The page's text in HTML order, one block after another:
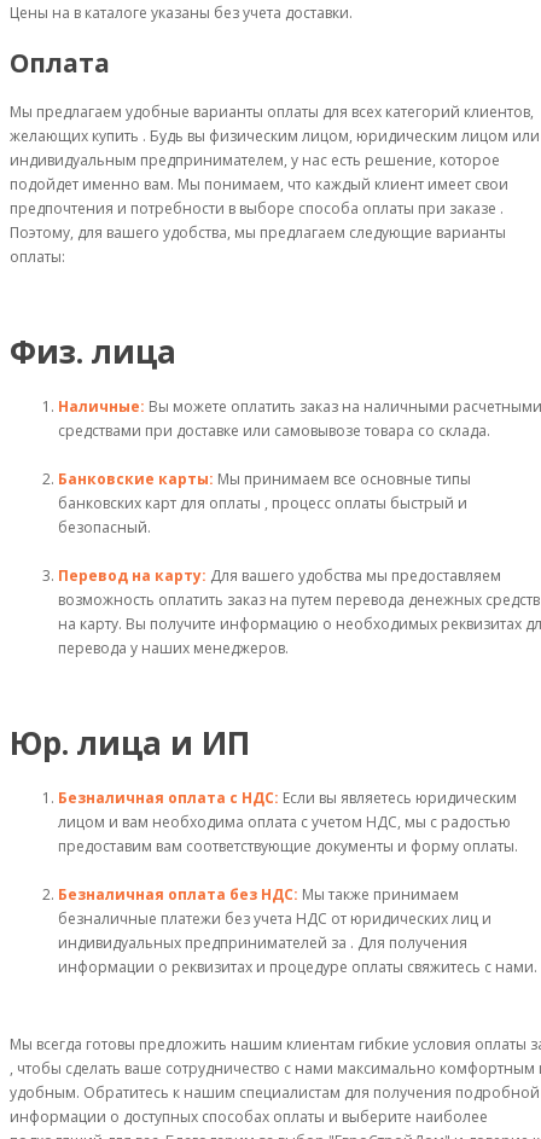
Цены на в каталоге указаны без учета доставки.
Оплата
Мы предлагаем удобные варианты оплаты для всех категорий клиентов,
желающих купить . Будь вы физическим лицом, юридическим лицом или
индивидуальным предпринимателем, у нас есть решение, которое
подойдет именно вам. Мы понимаем, что каждый клиент имеет свои
предпочтения и потребности в выборе способа оплаты при заказе .
Поэтому, для вашего удобства, мы предлагаем следующие варианты
оплаты:
Физ. лица
Наличные: Вы можете оплатить заказ на наличными расчетными
средствами при доставке или самовывозе товара со склада.
Банковские карты: Мы принимаем все основные типы
банковских карт для оплаты , процесс оплаты быстрый и
безопасный.
Перевод на карту: Для вашего удобства мы предоставляем
возможность оплатить заказ на путем перевода денежных средств
на карту. Вы получите информацию о необходимых реквизитах
перевода у наших менеджеров.
Юр. лица и ИП
Безналичная оплата с НДС: Если вы являетесь юридическим
лицом и вам необходима оплата с учетом НДС, мы с радостью
предоставим вам соответствующие документы и форму оплаты.
Безналичная оплата без НДС: Мы также принимаем
безналичные платежи без учета НДС от юридических лиц и
индивидуальных предпринимателей за . Для получения
информации о реквизитах и процедуре оплаты свяжитесь с нами.
Мы всегда готовы предложить нашим клиентам гибкие условия оплаты
, чтобы сделать ваше сотрудничество с нами максимально комфортным
удобным. Обратитесь к нашим специалистам для получения подробной
информации о доступных способах оплаты и выберите наиболее